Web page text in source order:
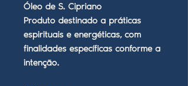
Óleo de S. Cipriano
Produto destinado a práticas
espirituais e energéticas, com
finalidades específicas conforme a
intenção.